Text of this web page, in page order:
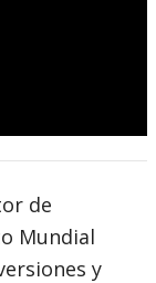
de
Mundial
y